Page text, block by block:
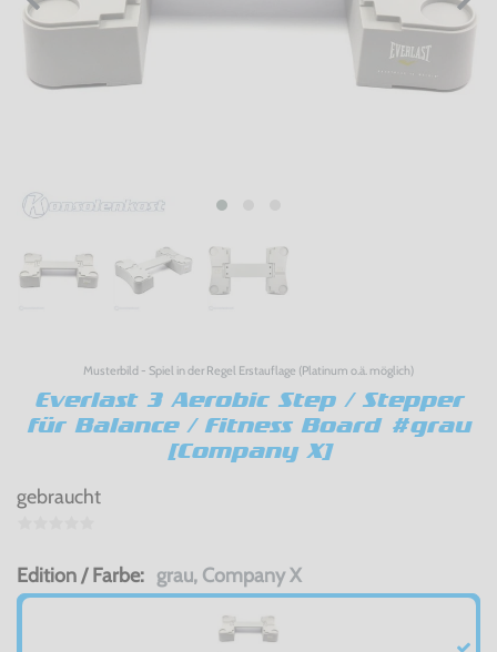
Musterbild - Spiel in der Regel Erstauflage (Platinum o.ä. möglich)
Everlast 3 Aerobic Step / Stepper
für Balance / Fitness Board #grau
[Company X]
gebraucht
Edition / Farbe: grau, Company X